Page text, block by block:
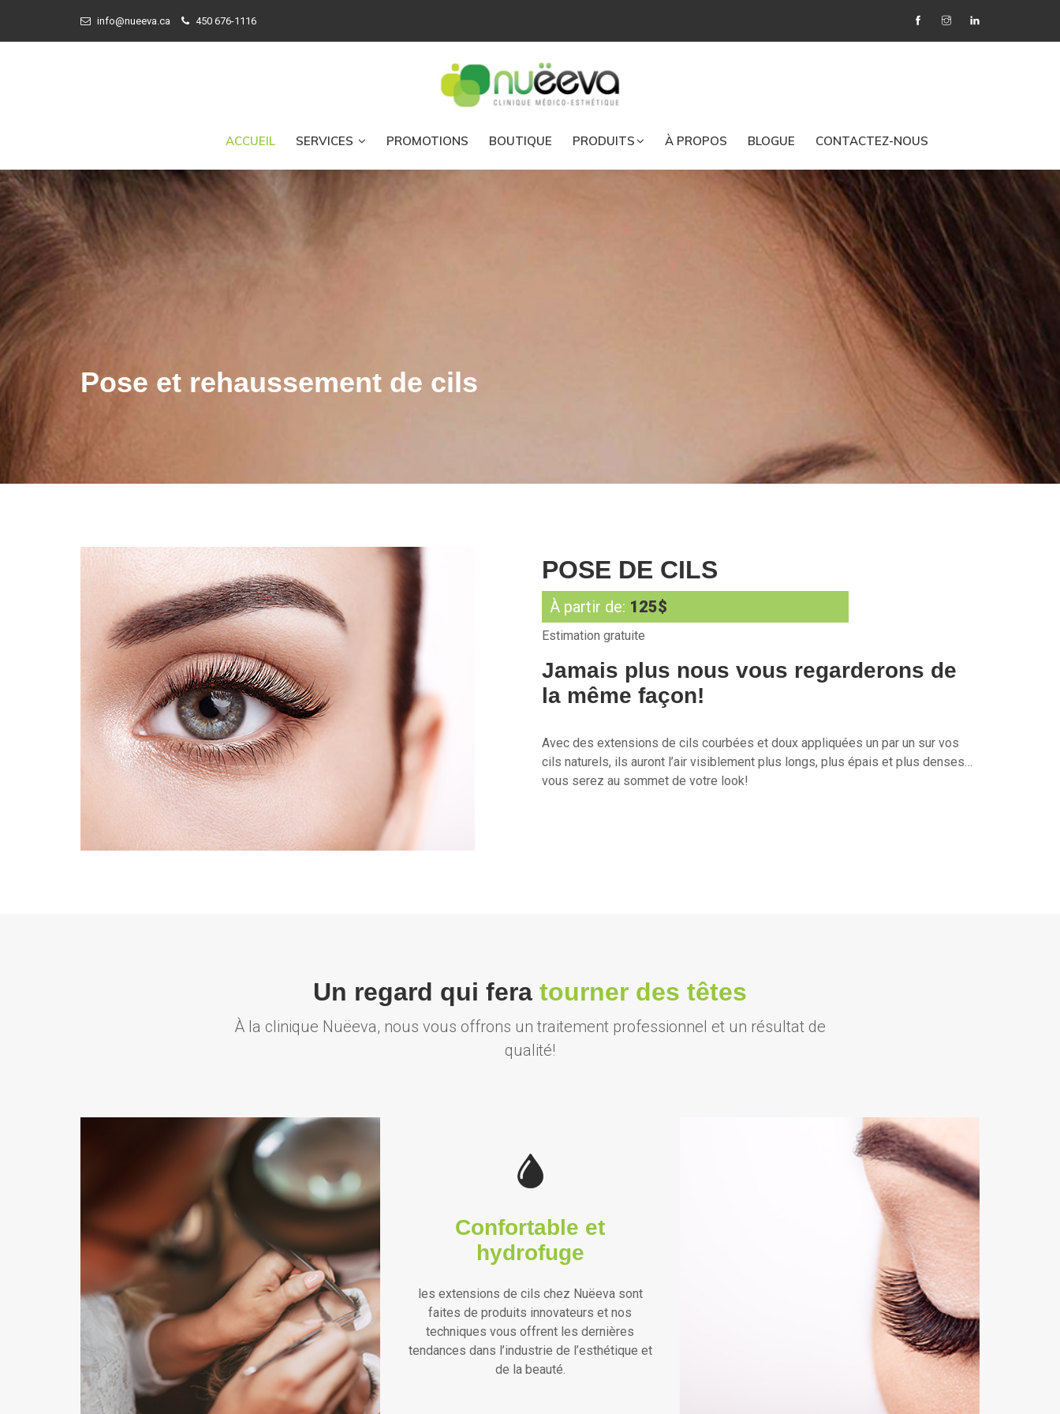
info@nueeva.ca 450 676-1116
ACCUEIL SERVICES PROMOTIONS BOUTIQUE PRODUITS À PROPOS BLOGUE CONTACTEZ-NOUS
Pose et rehaussement de cils
POSE DE CILS
À partir de: 125$
Estimation gratuite
Jamais plus nous vous regarderons de
la même façon!
Avec des extensions de cils courbées et doux appliquées un par un sur vos
cils naturels, ils auront l’air visiblement plus longs, plus épais et plus denses…
vous serez au sommet de votre look!
Un regard qui fera tourner des têtes
À la clinique Nuëeva, nous vous offrons un traitement professionnel et un résultat de
qualité!
Confortable et
hydrofuge
les extensions de cils chez Nuëeva sont
faites de produits innovateurs et nos
techniques vous offrent les dernières
tendances dans l’industrie de l’esthétique et
de la beauté.